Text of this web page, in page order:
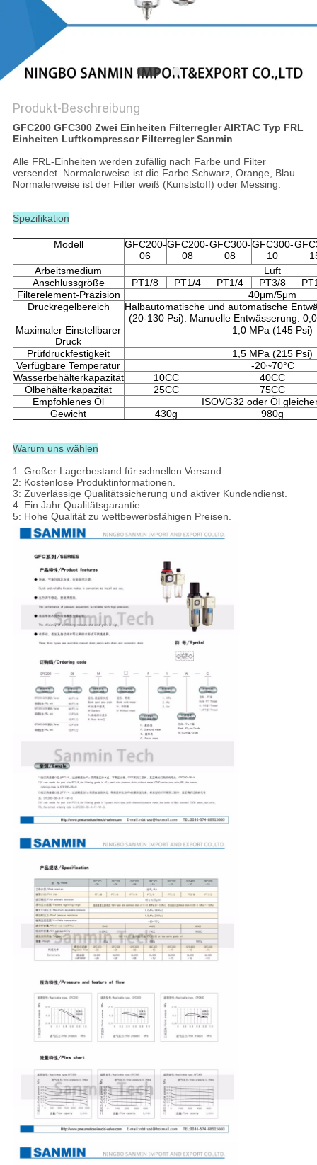
Produkt-Beschreibung
GFC200 GFC300 Zwei Einheiten Filterregler AIRTAC Typ FRL
Einheiten Luftkompressor Filterregler Sanmin
Alle FRL-Einheiten werden zufällig nach Farbe und Filter
versendet. Normalerweise ist die Farbe Schwarz, Orange, Blau.
Normalerweise ist der Filter weiß (Kunststoff) oder Messing.
Spezifikation
Modell
GFC200-
06
GFC200-
08
GFC300-
08
GFC300-
10
Arbeitsmedium
Luft
Anschlussgröße
PT1/8 PT1/4 PT1/4 PT3/8
Filterelement-Präzision
40μm/5μm
Druckregelbereich
Halbautomatische und automatische
(20-130 Psi): Manuelle Entwässerung:
Maximaler Einstellbarer
Druck
1,0 MPa (145 Psi)
Prüfdruckfestigkeit
1,5 MPa (215 Psi)
Verfügbare Temperatur
-20~70°C
Wasserbehälterkapazität
10CC
40CC
Ölbehälterkapazität
25CC
75CC
Empfohlenes Öl
ISOVG32 oder Öl
Gewicht
430g 980g
Warum uns wählen
1: Großer Lagerbestand für schnellen Versand.
2: Kostenlose Produktinformationen.
3: Zuverlässige Qualitätssicherung und aktiver Kundendienst.
4: Ein Jahr Qualitätsgarantie.
5: Hohe Qualität zu wettbewerbsfähigen Preisen.